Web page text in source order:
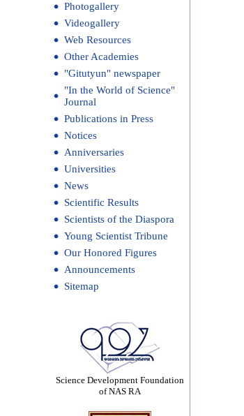
Photogallery
Videogallery
Web Resources
Other Academies
"Gitutyun" newspaper
"In the World of Science"
Journal
Publications in Press
Notices
Anniversaries
Universities
News
Scientific Results
Scientists of the Diaspora
Young Scientist Tribune
Our Honored Figures
Announcements
Sitemap
Science Development Foundation
of NAS RA